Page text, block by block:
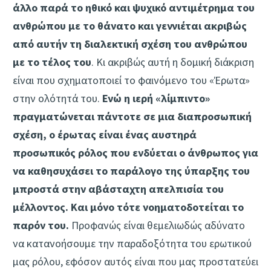
άλλο παρά το ηθικό και ψυχικό αντιμέτρημα του
ανθρώπου με το θάνατο και γεννιέται ακριβώς
από αυτήν τη διαλεκτική σχέση του ανθρώπου
με το τέλος του. Κι ακριβώς αυτή η δομική διάκριση
είναι που σχηματοποιεί το φαινόμενο του «Έρωτα»
στην ολότητά του. Ενώ η ιερή «λίμπιντο»
πραγματώνεται πάντοτε σε μια διαπροσωπική
σχέση, ο έρωτας είναι ένας αυστηρά
προσωπικός ρόλος που ενδύεται ο άνθρωπος για
να καθησυχάσει το παράλογο της ύπαρξης του
μπροστά στην αβάσταχτη απελπισία του
μέλλοντος. Και μόνο τότε νοηματοδοτείται το
παρόν του. Προφανώς είναι θεμελιωδώς αδύνατο
να κατανοήσουμε την παραδοξότητα του ερωτικού
μας ρόλου, εφόσον αυτός είναι που μας προστατεύει